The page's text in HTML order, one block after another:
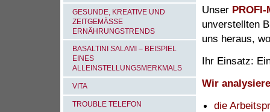
GESUNDE, KREATIVE UND
ZEITGEMÄSSE E
RNÄHRUNGSTRENDS
BASALTINI SALAMI – BEISPIEL
EINES
ALLEINSTELLUNGSMERKMALS
VITA
TROUBLE TELEFON
Unser PROFI-
unverstellten
uns heraus,
Ihr Einsatz:
Wir
die